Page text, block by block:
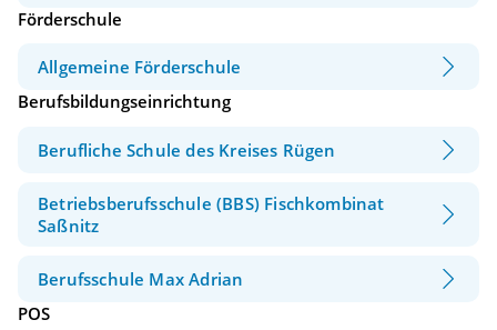
Förderschule
Allgemeine Förderschule
Berufsbildungseinrichtung
Berufliche Schule des Kreises Rügen
Betriebsberufsschule (BBS) Fischkombinat
Saßnitz
Berufsschule Max Adrian
POS